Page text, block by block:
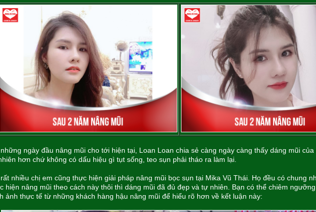
ngày đầu nâng mũi cho tới hiện tại, Loan Loan chia sẻ càng ngày càng thấy dáng mũi
hơn chứ không có dấu hiệu gì tụt sống, teo sụn phải tháo ra làm lại.
nhiều chị em cũng thực hiện giải pháp nâng mũi bọc sụn tại Mika Vũ Thái. Họ đều có chung
hiện nâng mũi theo cách này thôi thì dáng mũi đã đủ đẹp và tự nhiên. Bạn có thể chiêm
ảnh thực tế từ những khách hàng hậu nâng mũi để hiểu rõ hơn về kết luận này: